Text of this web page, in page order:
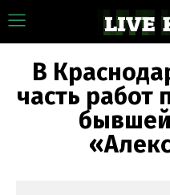
В
часть работ